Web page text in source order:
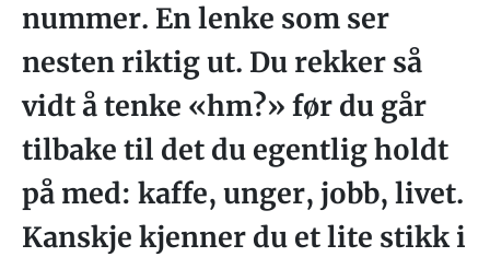
nummer. En lenke som ser
nesten riktig ut. Du rekker så
vidt å tenke «hm?» før du går
tilbake til det du egentlig holdt
på med: kaffe, unger, jobb, livet.
Kanskje kjenner du et lite stikk i